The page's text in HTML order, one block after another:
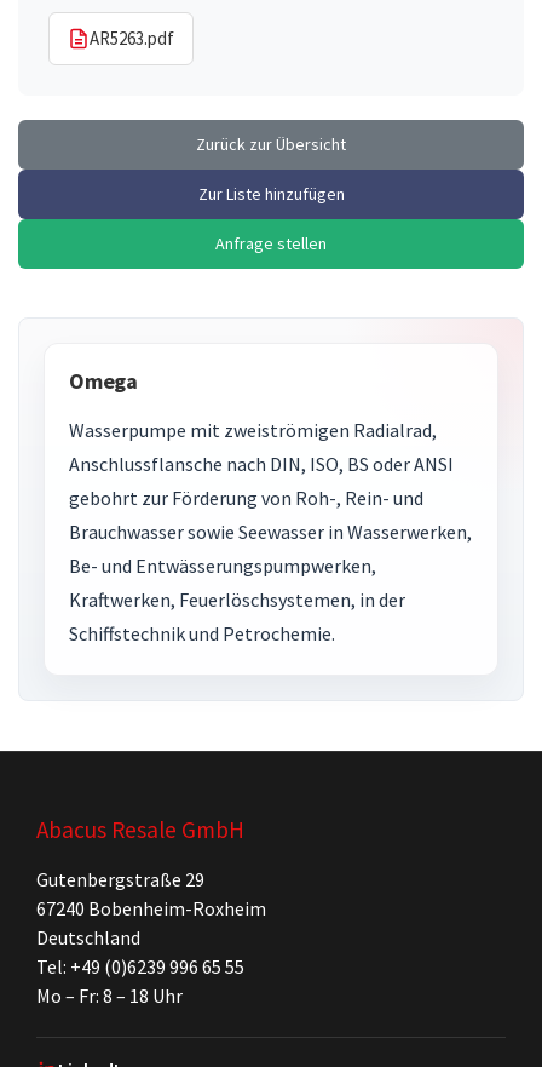
AR5263.pdf
Zurück zur Übersicht
Zur Liste hinzufügen
Anfrage stellen
Omega
Wasserpumpe mit zweiströmigen Radialrad,
Anschlussflansche nach DIN, ISO, BS oder ANSI
gebohrt zur Förderung von Roh-, Rein- und
Brauchwasser sowie Seewasser in Wasserwerken,
Be- und Entwässerungspumpwerken,
Kraftwerken, Feuerlöschsystemen, in der
Schiffstechnik und Petrochemie.
Abacus Resale GmbH
Gutenbergstraße 29
67240 Bobenheim-Roxheim
Deutschland
Tel: +49 (0)6239 996 65 55
Mo – Fr: 8 – 18 Uhr